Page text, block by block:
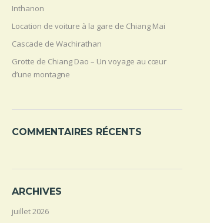
Inthanon
Location de voiture à la gare de Chiang Mai
Cascade de Wachirathan
Grotte de Chiang Dao – Un voyage au cœur
d’une montagne
COMMENTAIRES RÉCENTS
ARCHIVES
juillet 2026